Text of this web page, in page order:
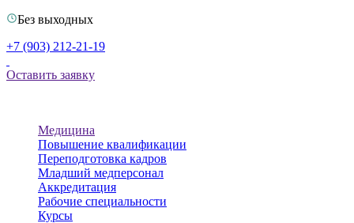
Без выходных
+7 (903) 212-21-19
Оставить заявку
Медицина
Повышение квалификации
Переподготовка кадров
Младший медперсонал
Аккредитация
Рабочие специальности
Курсы